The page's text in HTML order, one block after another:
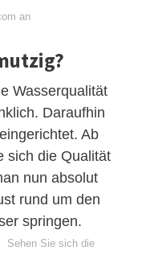
an
Wasserqualität
Daraufhin
Ab
sich die Qualität
nun absolut
rund um den
springen.
Sehen Sie sich die